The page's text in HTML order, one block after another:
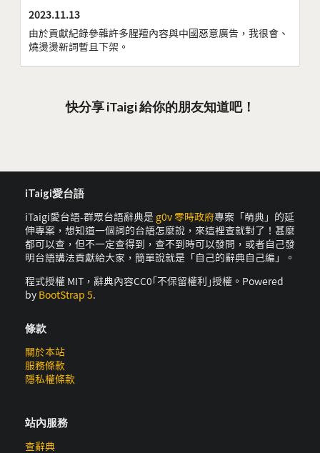
2023.11.13
由於貢獻紀錄參雜許多腥羶內容與中國惡意廣告，我很會、
燒燙燙新詞暫且下架。
快分享 iTaigi 給你的朋友知道吧！
iTaigi愛台語
iTaigi愛台語-群眾台語辭典是 g0v 零時政府專案「萌典」的延
伸專案，想知道一個詞的台語怎麼說，來這裡查就對了！甚麼
都可以查，但不一定查得到，查不到時可以發問，或者自己發
明台語講法貢獻給大家，簡單說就是「自己的辭典自己編」。
程式授權 MIT，辭典內容CC0｢不保留權利｣授權。Powered
by BootStrap 5.
條款
關於本站
服務條款
隱私權條款
站內服務
查辭典